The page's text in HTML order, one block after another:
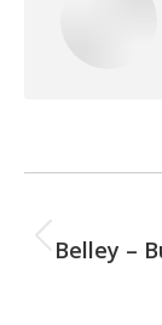
Belley –